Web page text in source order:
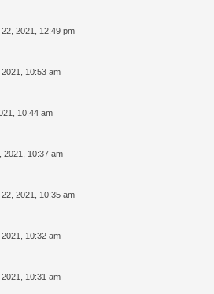
2021, 12:49 pm
10:53 am
10:44 am
2021, 10:37 am
2021, 10:35 am
10:32 am
10:31 am